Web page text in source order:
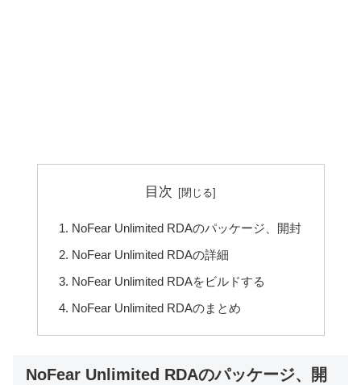
目次
NoFear Unlimited RDAのパッケージ、開封
NoFear Unlimited RDAの詳細
NoFear Unlimited RDAをビルドする
NoFear Unlimited RDAのまとめ
NoFear Unlimited RDAのパッケージ、開